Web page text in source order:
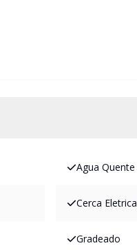
Agua Quente
Cerca Eletrica
Gradeado